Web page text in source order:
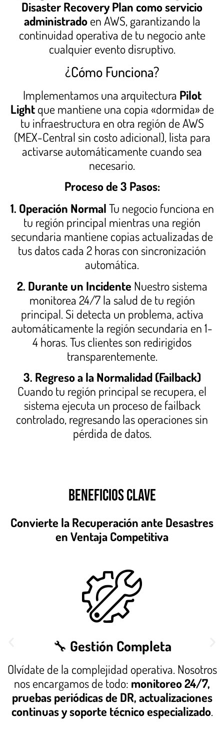
Disaster Recovery Plan como servicio
administradoen AWS, garantizando la
continuidad operativa de tu negocio ante
cualquier evento disruptivo.
¿Cómo Funciona?
Implementamos una arquitectura Pilot
Lightque mantiene una copia «dormida» de
tu infraestructura en otra región de AWS
(MEX-Central sin costo adicional), lista para
activarse automáticamente cuando sea
necesario.
Proceso de 3 Pasos:
1. Operación NormalTu negocio funciona en
tu región principal mientras una región
secundaria mantiene copias actualizadas de
tus datos cada 2 horas con sincronización
automática.
2. Durante un Incidente Nuestro sistema
monitorea 24/7 la salud de tu región
principal. Si detecta un problema, activa
automáticamente la región secundaria en 1-
4 horas. Tus clientes son redirigidos
transparentemente.
3. Regreso a la Normalidad (Failback)
Cuando tu región principal se recupera, el
sistema ejecuta un proceso de failback
controlado, regresando las operaciones sin
pérdida de datos.
BENEFICIOS CLAVE
Convierte la Recuperación ante Desastres
en Ventaja Competitiva
🔧 Gestión Completa
Olvídate de la complejidad operativa. Nosotros
nos encargamos de todo: monitoreo 24/7,
pruebas periódicas de DR, actualizaciones
continuas y soporte técnico especializado.